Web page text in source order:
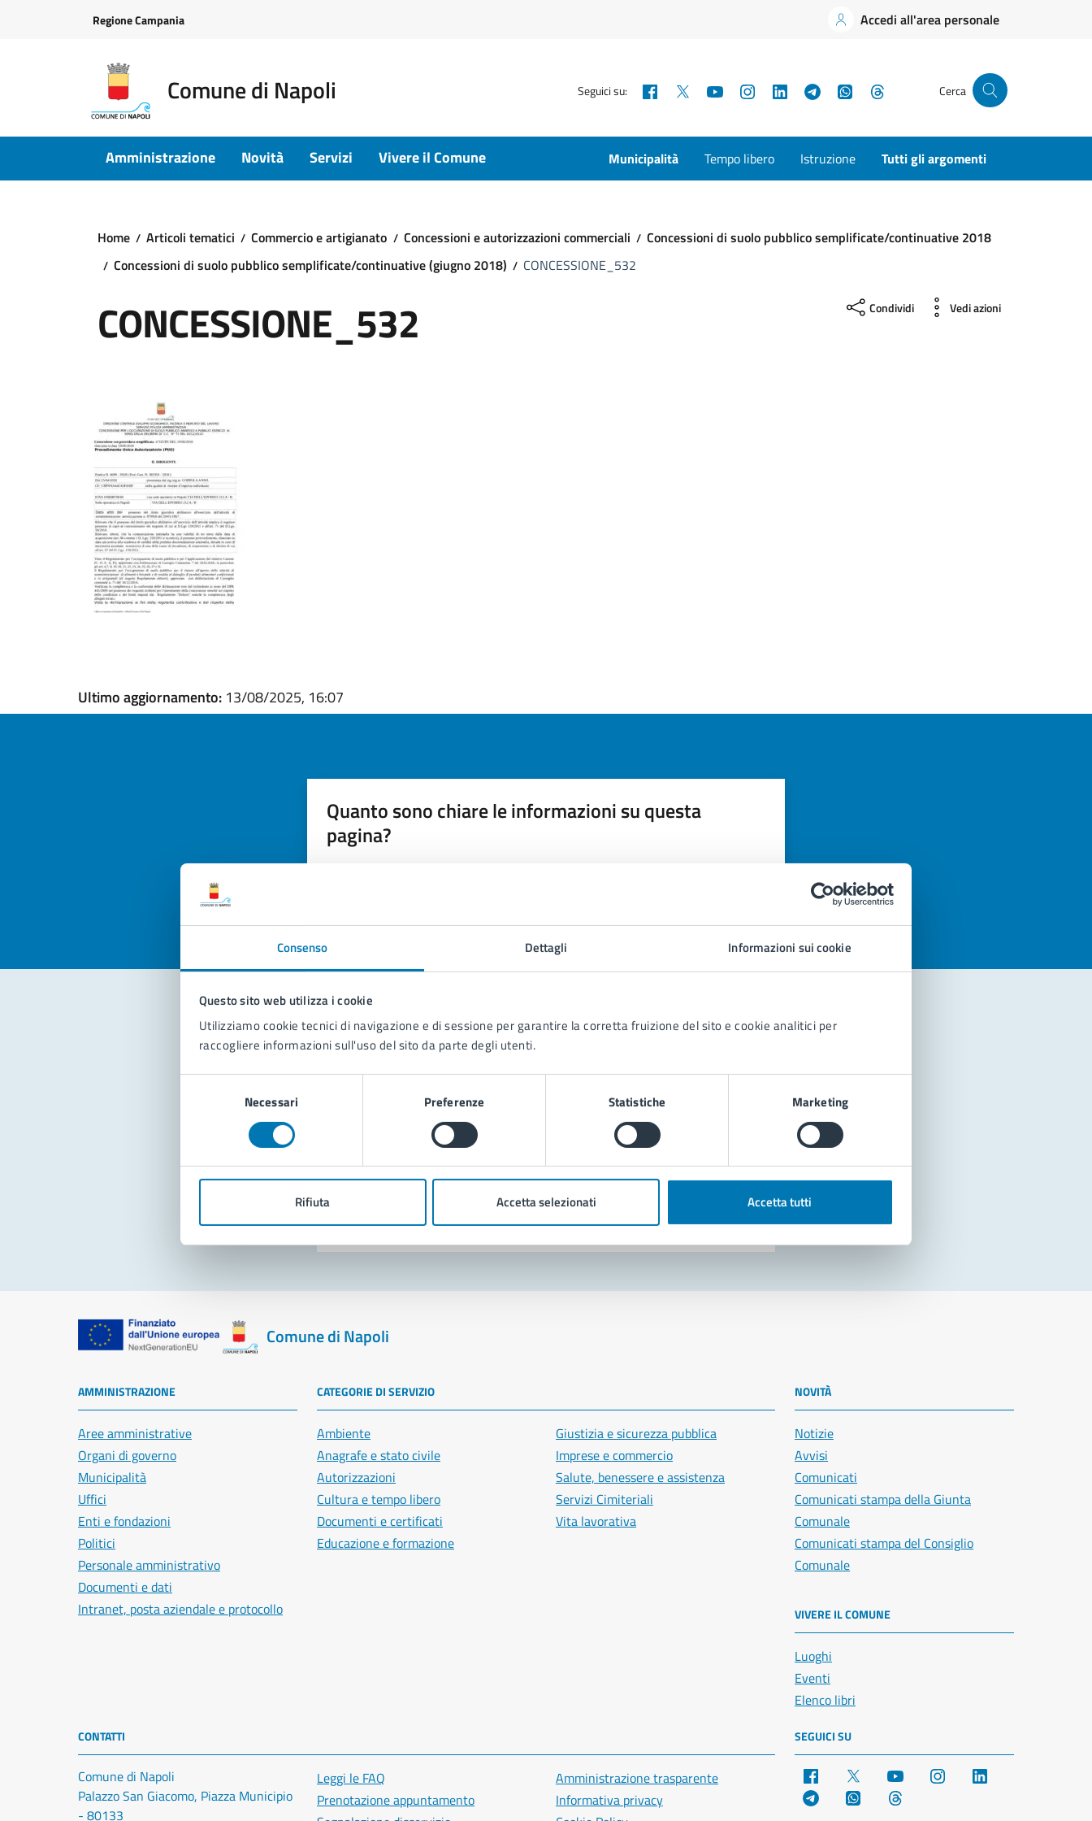
Consenso Dettagli Informazioni sui cookie
Questo sito web utilizza i cookie
Utilizziamo cookie tecnici di navigazione e di sessione per garantire la corretta fruizione del sito e cookie analitici per
raccogliere informazioni sull'uso del sito da parte degli utenti.
Necessari Preferenze Statistiche Marketing
Rifiuta Accetta selezionati Accetta tutti
Regione Campania Accedi all'area personale
Comune di Napoli Seguici su: Facebook YouTubeInstagramLinkedInTelegramWhatsApp Cerca
Amministrazione Novità Servizi Vivere il Comune Municipalità Tempo libero Istruzione Tutti gli argomenti
Home Articoli tematici Commercio e artigianato Concessioni e autorizzazioni commerciali
Concessioni di suolo pubblico semplificate/continuative 2018
Concessioni di suolo pubblico semplificate/continuative (giugno 2018)
CONCESSIONE_532
CONCESSIONE_532 Condividi Vedi azioni
Ultimo aggiornamento: 13/08/2025, 16:07
Quanto sono chiare le informazioni su questa
pagina?
Contatta il comune
Leggi le domande frequenti
Richiedi assistenza
Prenota appuntamento
Problemi in città
Segnala disservizio
Comune di Napoli
AMMINISTRAZIONE
Aree amministrative
Organi di governo
Municipalità
Uffici
Enti e fondazioni
Politici
Personale amministrativo
Documenti e dati
Intranet, posta aziendale e protocollo
CATEGORIE DI SERVIZIO
Ambiente
Anagrafe e stato civile
Autorizzazioni
Cultura e tempo libero
Documenti e certificati
Educazione e formazione
Giustizia e sicurezza pubblica
Imprese e commercio
Salute, benessere e assistenza
Servizi Cimiteriali
Vita lavorativa
NOVITÀ
Notizie
Avvisi
Comunicati
Comunicati stampa della Giunta
Comunale
Comunicati stampa del Consiglio
Comunale
VIVERE IL COMUNE
Luoghi
Eventi
Elenco libri
CONTATTI
Comune di Napoli
Palazzo San Giacomo, Piazza Municipio
- 80133
Leggi le FAQ
Prenotazione appuntamento
Amministrazione trasparente
Informativa privacy
SEGUICI SU
Facebook YouTube Instagram
Telegram WhatsApp